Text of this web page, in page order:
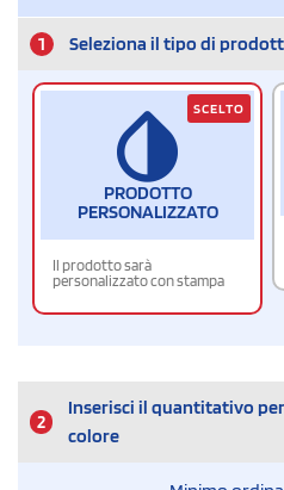
1 Seleziona il tipo di
PRODOTTO
PERSONALIZZATO
Il prodotto sarà
personalizzato con stampa
SCELTO
2
Inserisci il quantitativo per
colore